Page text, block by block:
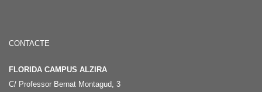
CONTACTE
FLORIDA CAMPUS ALZIRA
C/ Professor Bernat Montagud, 3